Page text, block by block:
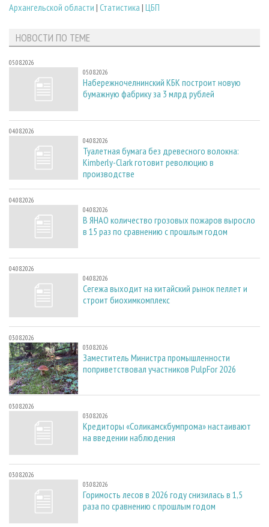
Архангельской области | Статистика | ЦБП
НОВОСТИ ПО ТЕМЕ
05.08.2026
05.08.2026
Набережночелнинский КБК построит новую
бумажную фабрику за 3 млрд рублей
04.08.2026
04.08.2026
Туалетная бумага без древесного волокна:
Kimberly-Clark готовит революцию в
производстве
04.08.2026
04.08.2026
В ЯНАО количество грозовых пожаров выросло
в 15 раз по сравнению с прошлым годом
04.08.2026
04.08.2026
Сегежа выходит на китайский рынок пеллет и
строит биохимкомплекс
03.08.2026
03.08.2026
Заместитель Министра промышленности
поприветствовал участников PulpFor 2026
03.08.2026
03.08.2026
Кредиторы «Соликамскбумпрома» настаивают
на введении наблюдения
03.08.2026
03.08.2026
Горимость лесов в 2026 году снизилась в 1,5
раза по сравнению с прошлым годом